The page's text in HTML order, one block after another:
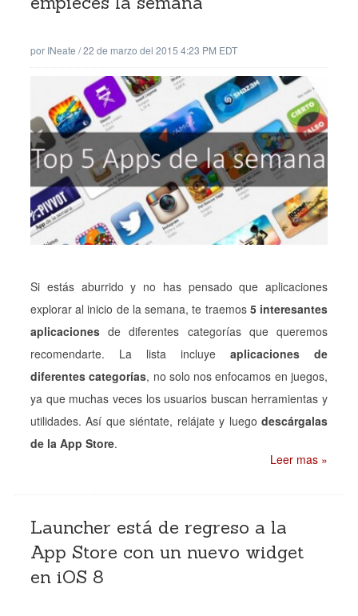
por INeate /22 de marzo del 2015 4:23 PM EDT
Si estás aburrido y no has pensado que aplicaciones
explorar al inicio de la semana, te traemos5 interesantes
aplicaciones de diferentes categorías que queremos
recomendarte. La lista incluye aplicaciones de
diferentes categorías, no solo nos enfocamos en juegos,
ya que muchas veces los usuarios buscan herramientas y
utilidades. Así que siéntate, relájate y luego descárgalas
de la App Store.
Leer mas »
Launcher está de regreso a la
App Store con un nuevo widget
en iOS 8